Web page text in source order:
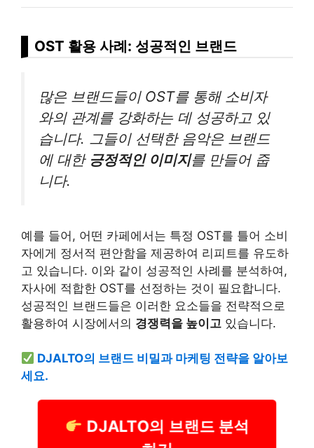
OST 활용 사례: 성공적인 브랜드
많은 브랜드들이 OST를 통해 소비자
와의 관계를 강화하는 데 성공하고 있
습니다. 그들이 선택한 음악은 브랜드
에 대한 긍정적인 이미지를 만들어 줍
니다.
예를 들어, 어떤 카페에서는 특정 OST를 틀어 소비
자에게 정서적 편안함을 제공하여 리피트를 유도하
고 있습니다. 이와 같이 성공적인 사례를 분석하여,
자사에 적합한 OST를 선정하는 것이 필요합니다.
성공적인 브랜드들은 이러한 요소들을 전략적으로
활용하여 시장에서의 경쟁력을 높이고 있습니다.
DJALTO의 브랜드 비밀과 마케팅 전략을 알아보
세요.
DJALTO의 브랜드 분석